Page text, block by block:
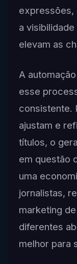
expressões,
a
elevam as
A
esse
consistente.
ajustam e
títulos, o
em questão
uma
jornalistas,
marketing
diferentes
melhor para